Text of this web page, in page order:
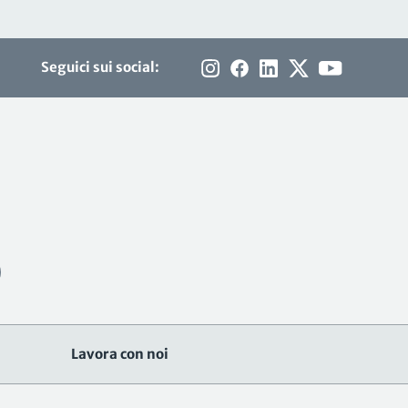
Seguici sui social:
Lavora con noi